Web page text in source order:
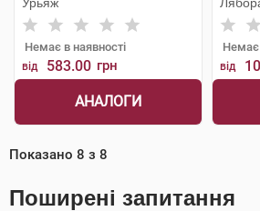
Немає в наявності
від 583.00 грн
АНАЛОГИ
Немає
від
Показано 8 з 8
Поширені запитання